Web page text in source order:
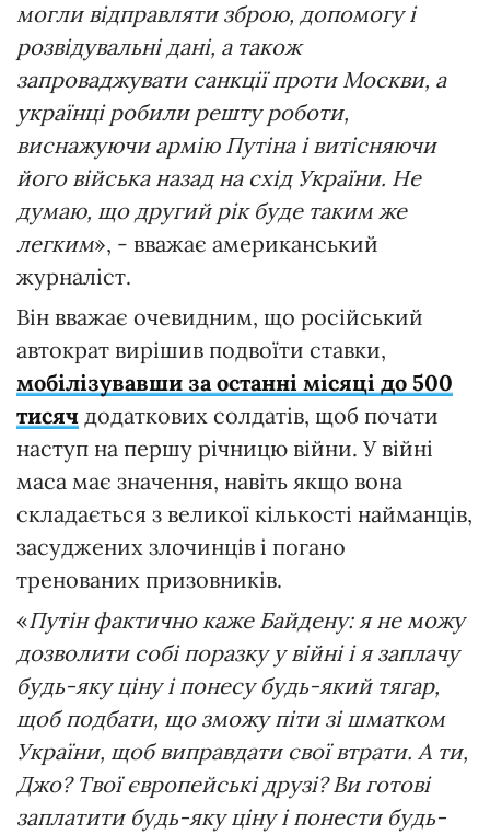
могли відправляти зброю, допомогу і
розвідувальні дані, а також
запроваджувати санкції проти Москви, а
українці робили решту роботи,
виснажуючи армію Путіна і витісняючи
його війська назад на схід України. Не
думаю, що другий рік буде таким же
легким», - вважає американський
журналіст.
Він вважає очевидним, що російський
автократ вирішив подвоїти ставки,
мобілізувавши за останні місяці до 500
тисяч додаткових солдатів, щоб почати
наступ на першу річницю війни. У війні
маса має значення, навіть якщо вона
складається з великої кількості найманців,
засуджених злочинців і погано
тренованих призовників.
«Путін фактично каже Байдену: я не можу
дозволити собі поразку у війні і я заплачу
будь-яку ціну і понесу будь-який тягар,
щоб подбати, що зможу піти зі шматком
України, щоб виправдати свої втрати. А ти,
Джо? Твої європейські друзі? Ви готові
заплатити будь-яку ціну і понести будь-